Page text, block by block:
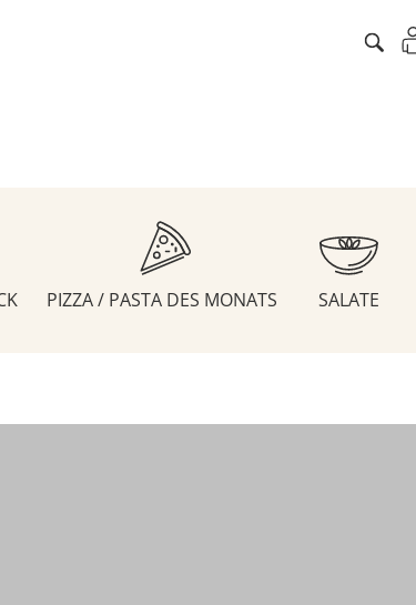
PIZZA / PASTA DES MONATS SALATE